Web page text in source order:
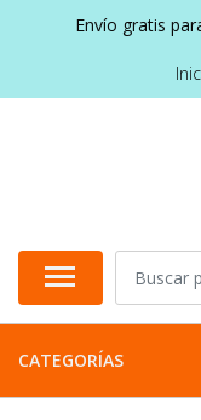
Envío gratis
CATEGORÍAS